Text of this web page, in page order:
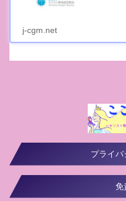
j-cgm.net
プライバ
免